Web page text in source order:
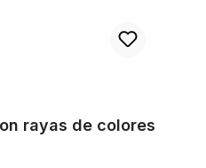
rayas de colores